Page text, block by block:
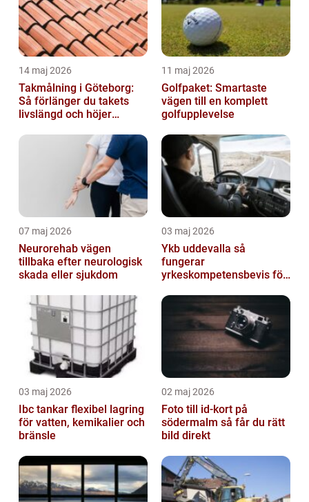
14 maj 2026
Takmålning i Göteborg:
Så förlänger du takets
livslängd och höjer
11 maj 2026
Golfpaket: Smartaste
vägen till en komplett
golfupplevelse
07 maj 2026
Neurorehab vägen
tillbaka efter neurologisk
skada eller sjukdom
03 maj 2026
Ykb uddevalla så
fungerar
yrkeskompetensbevis för
03 maj 2026
Ibc tankar flexibel lagring
för vatten, kemikalier och
bränsle
02 maj 2026
Foto till id-kort på
södermalm så får du rätt
bild direkt